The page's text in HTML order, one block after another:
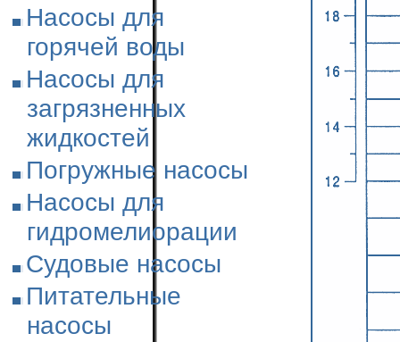
Насосы для
горячей воды
Насосы для
загрязненных
жидкостей
Погружные насосы
Насосы для
гидромелиорации
Судовые насосы
Питательные
насосы